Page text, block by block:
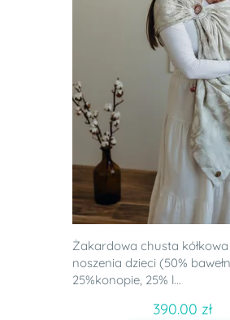
Żakardowa chusta
noszenia dzieci (50%
25%konopie, 25% l...
390.00 zł